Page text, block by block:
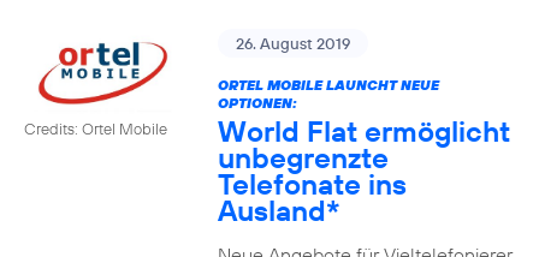
Credits: Ortel Mobile
26. August 2019
ORTEL MOBILE LAUNCHT NEUE
OPTIONEN:
World Flat ermöglicht
unbegrenzte
Telefonate ins
Ausland*